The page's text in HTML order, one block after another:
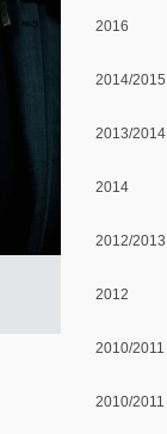
2016
2014/2015
2013/2014
2014
2012/2013
2012
2010/2011
2010/2011